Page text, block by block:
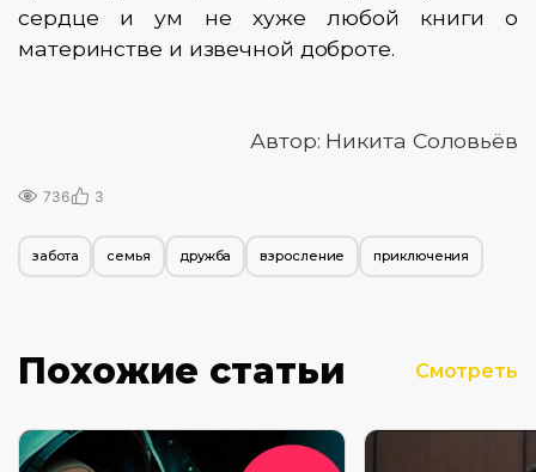
сердце и ум не хуже любой книги о
материнстве и извечной доброте.
Автор: Никита Соловьёв
736 3
забота семья дружба взросление приключения
Похожие статьи Смотреть